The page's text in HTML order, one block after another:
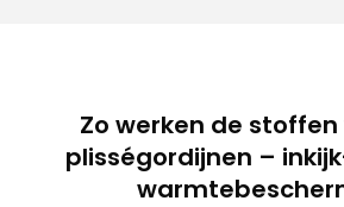
Zo werken de stoffen
plisségordijnen –